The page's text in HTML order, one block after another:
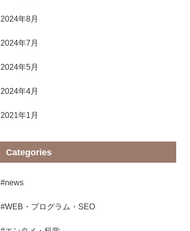
2024年8月
2024年7月
2024年5月
2024年4月
2021年1月
Categories
#news
#WEB・プログラム・SEO